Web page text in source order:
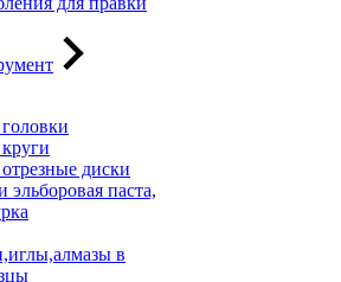
диски
эльборовая паста,
в